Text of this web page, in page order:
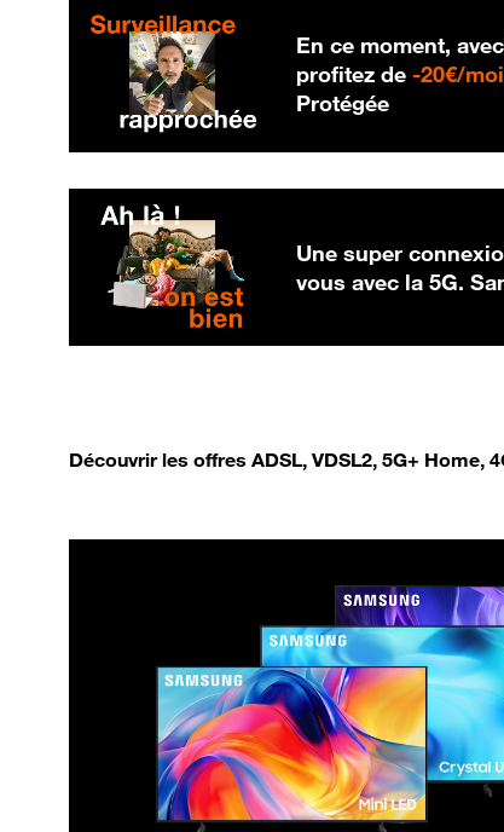
En ce moment,
profitez de -20€/
Protégée
Une super
vous avec la 5G.
Découvrir les offres ADSL, VDSL2, 5G+ Home,